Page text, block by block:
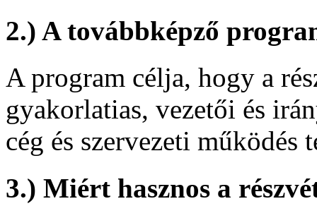
2.) A továbbképző
A program célja, hogy a
gyakorlatias, vezetői és
cég és szervezeti működés
3.) Miért hasznos a